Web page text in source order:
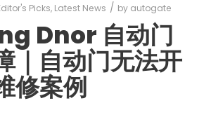
Picks, Latest News / by autogate
Dnor 自动门
｜自动门无法开
修案例